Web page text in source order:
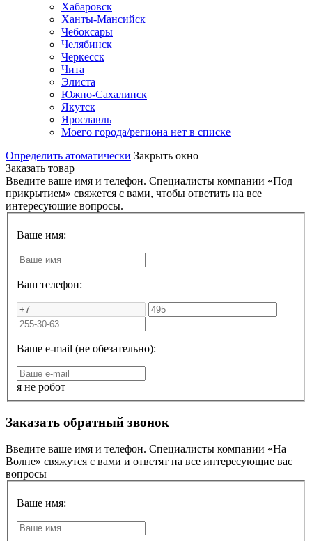
Хабаровск
Ханты-Мансийск
Чебоксары
Челябинск
Черкесск
Чита
Элиста
Южно-Сахалинск
Якутск
Ярославль
Моего города/региона нет в списке
Определить атоматически Закрыть окно
Заказать товар
Введите ваше имя и телефон. Специалисты компании «Под
прикрытием» свяжется с вами, чтобы ответить на все
интересующие вопросы.
Ваше имя:
Ваш телефон:
Ваше e-mail (не обезательно):
я не робот
Заказать обратный звонок
Введите ваше имя и телефон. Специалисты компании «На
Волне» свяжутся с вами и ответят на все интересующие вас
вопросы
Ваше имя: